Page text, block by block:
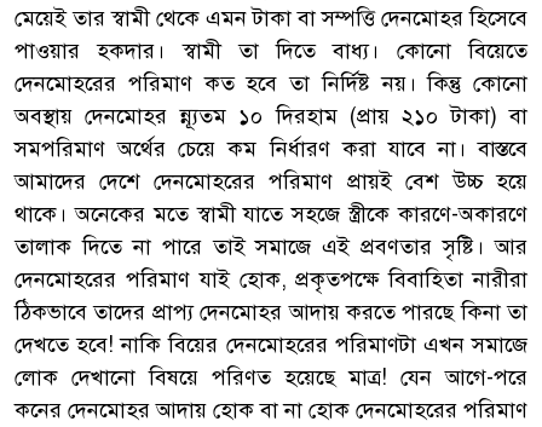
মেয়েই তার স্বামী থেকে এমন টাকা বা সম্পত্তি দেনমোহর হিসেবে
পাওয়ার হকদার। স্বামী তা দিতে বাধ্য। কোনো বিয়েতে
দেনমোহরের পরিমাণ কত হবে তা নির্দিষ্ট নয়। কিন্তু কোনো
অবস্থায় দেনমোহর ন্ন্যূতম ১০ দিরহাম (প্রায় ২১০ টাকা) বা
সমপরিমাণ অর্থের চেয়ে কম নির্ধারণ করা যাবে না। বাস্তবে
আমাদের দেশে দেনমোহরের পরিমাণ প্রায়ই বেশ উচ্চ হয়ে
থাকে। অনেকের মতে স্বামী যাতে সহজে স্ত্রীকে কারণে-অকারণে
তালাক দিতে না পারে তাই সমাজে এই প্রবণতার সৃষ্টি। আর
দেনমোহরের পরিমাণ যাই হোক, প্রকৃতপক্ষে বিবাহিতা নারীরা
ঠিকভাবে তাদের প্রাপ্য দেনমোহর আদায় করতে পারছে কিনা তা
দেখতে হবে! নাকি বিয়ের দেনমোহরের পরিমাণটা এখন সমাজে
লোক দেখানো বিষয়ে পরিণত হয়েছে মাত্র! যেন আগে-পরে
কনের দেনমোহর আদায় হোক বা না হোক দেনমোহরের পরিমাণ